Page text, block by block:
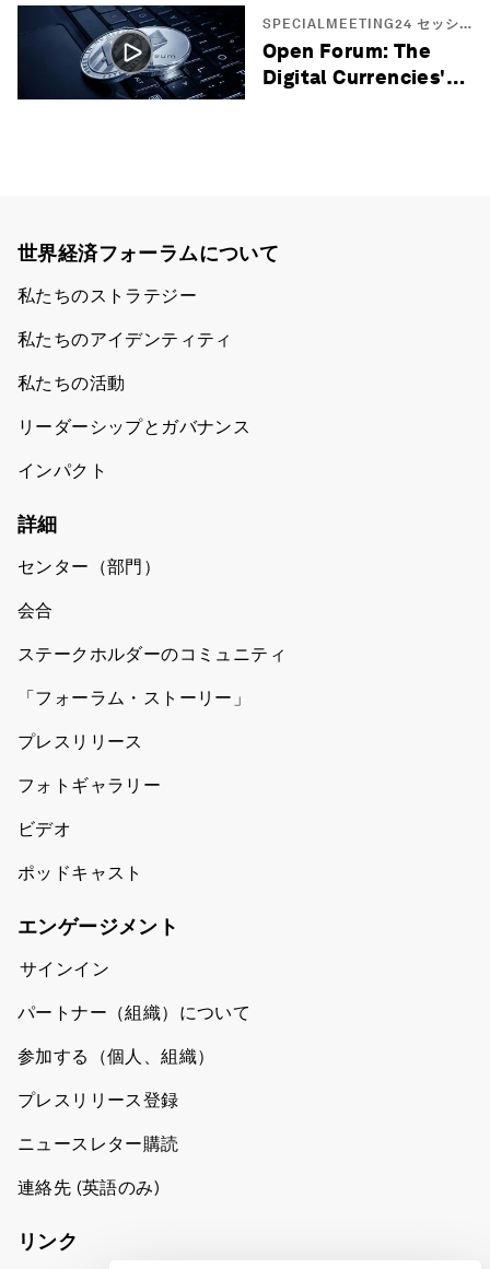
SPECIALMEETING24 セッシ
ョン
Open Forum: The
Digital Currencies'
世界経済フォーラムについて
私たちのストラテジー
私たちのアイデンティティ
私たちの活動
リーダーシップとガバナンス
インパクト
詳細
センター（部門）
会合
ステークホルダーのコミュニティ
「フォーラム・ストーリー」
プレスリリース
フォトギャラリー
ビデオ
ポッドキャスト
エンゲージメント
サインイン
パートナー（組織）について
参加する（個人、組織）
プレスリリース登録
ニュースレター購読
連絡先 (英語のみ)
リンク